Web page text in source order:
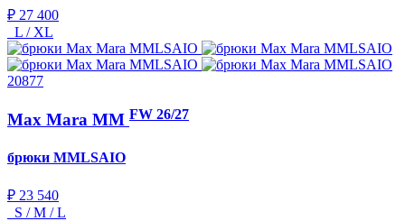
₽ 27 400
L / XL
20877
Max Mara MM FW 26/27
брюки MMLSAIO
₽ 23 540
S / M / L